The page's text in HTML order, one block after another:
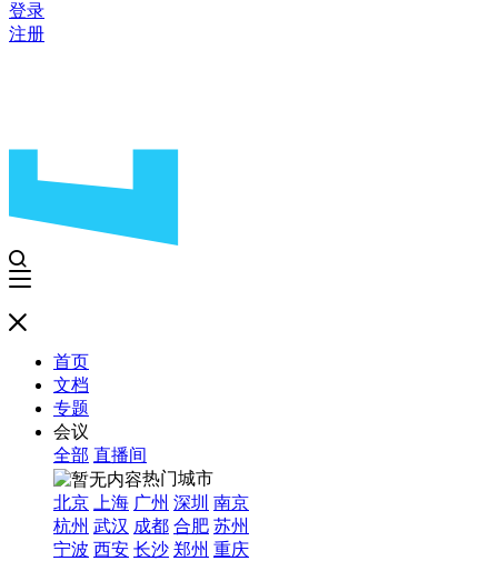
登录
注册
首页
文档
专题
会议
全部 直播间
热门城市
北京
上海 广州 深圳 南京
杭州 武汉 成都 合肥 苏州
宁波 西安 长沙 郑州 重庆